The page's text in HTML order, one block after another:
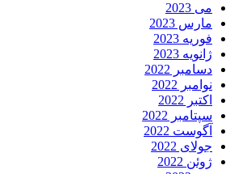
می 2023
مارس 2023
فوریه 2023
ژانویه 2023
دسامبر 2022
نوامبر 2022
اکتبر 2022
سپتامبر 2022
آگوست 2022
جولای 2022
ژوئن 2022